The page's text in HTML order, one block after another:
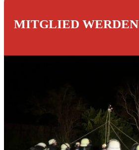
MITGLIED WERDEN